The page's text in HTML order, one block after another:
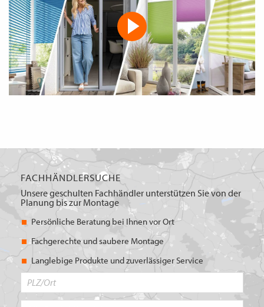
FACHHÄNDLERSUCHE
Unsere geschulten Fachhändler unterstützen Sie von der
Planung bis zur Montage
Persönliche Beratung bei Ihnen vor Ort
Fachgerechte und saubere Montage
Langlebige Produkte und zuverlässiger Service